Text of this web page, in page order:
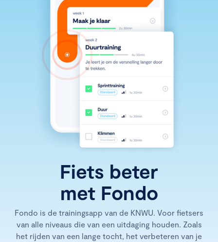
Fiets beter
met Fondo
Fondo is de trainingsapp van de KNWU. Voor fietsers
van alle niveaus die van een uitdaging houden. Zoals
het rijden van een lange tocht, het verbeteren van je